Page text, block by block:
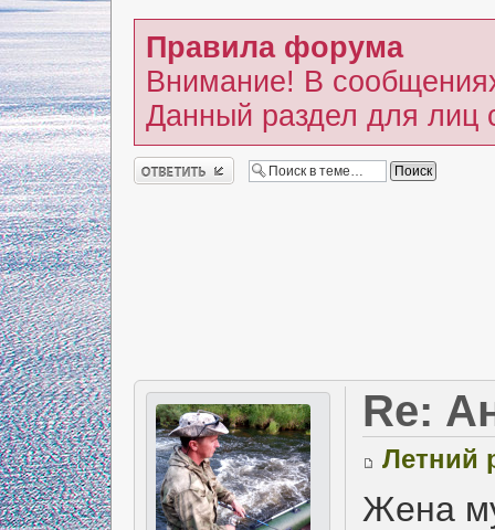
Правила форума
Внимание! В
Данный раздел для лиц
Ответить
Re:
Летний
Жена